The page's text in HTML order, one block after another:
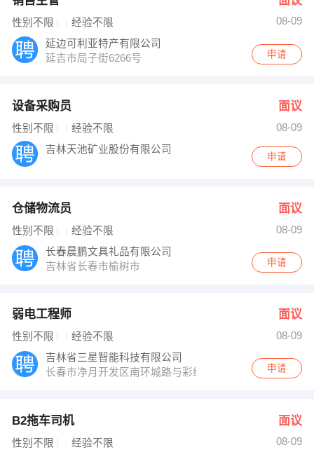
性别不限 经验不限
08-09
延边可利亚特产有限公司
延吉市局子街6266号
申请
设备采购员 面议
性别不限 经验不限
08-09
吉林天池矿业股份有限公司
申请
仓储物流员 面议
性别不限 经验不限
08-09
长春晨鹏文具礼品有限公司
吉林省长春市榆树市
申请
弱电工程师 面议
性别不限 经验不限
08-09
吉林省三星智能科技有限公司
长春市净月开发区南环城路与彩织街交汇中海水岸馨都
申请
B2拖车司机 面议
性别不限 经验不限
08-09